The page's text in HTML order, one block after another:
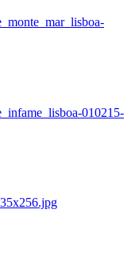
010215-